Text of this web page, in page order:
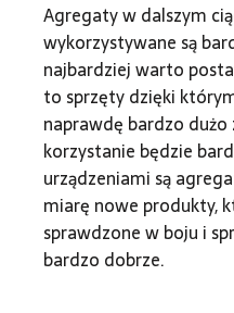
Agregaty w dalszym
wykorzystywane są
najbardziej warto
to sprzęty dzięki
naprawdę bardzo
korzystanie będzie
urządzeniami są
miarę nowe produkty,
sprawdzone w boju i
bardzo dobrze.